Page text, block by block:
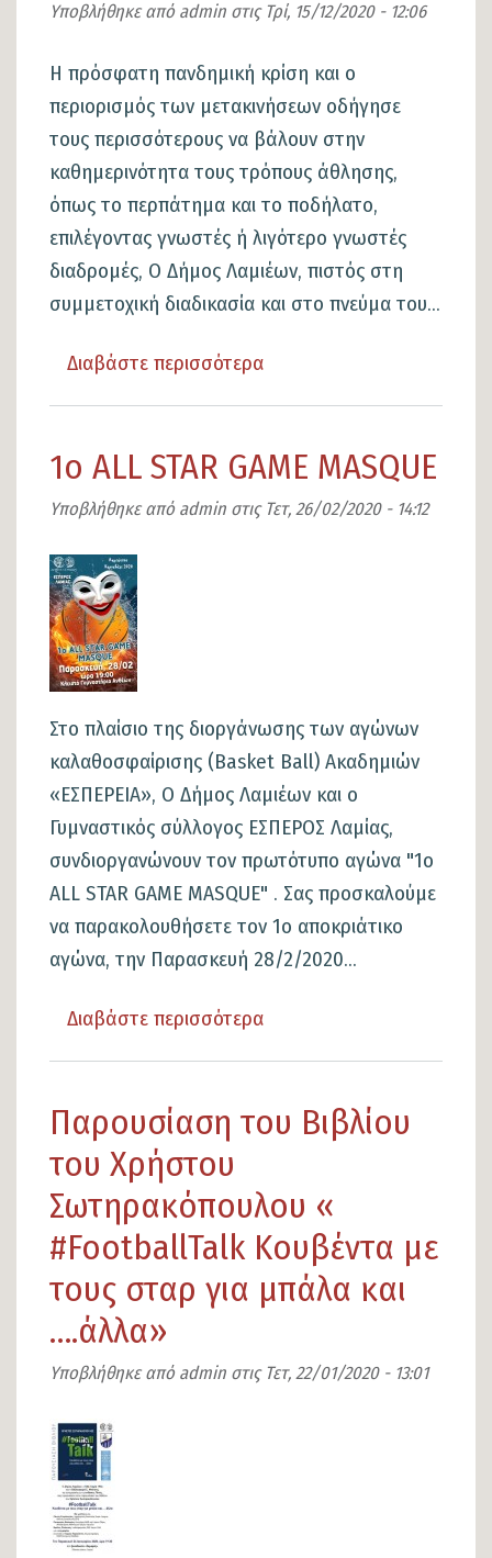
Ατυχήματα"
Υποβλήθηκε από admin στις Τρί, 15/12/2020 - 12:06
Η πρόσφατη πανδημική κρίση και ο
περιορισμός των μετακινήσεων οδήγησε
τους περισσότερους να βάλουν στην
καθημερινότητα τους τρόπους άθλησης,
όπως το περπάτημα και το ποδήλατο,
επιλέγοντας γνωστές ή λιγότερο γνωστές
διαδρομές, Ο Δήμος Λαμιέων, πιστός στη
συμμετοχική διαδικασία και στο πνεύμα του...
Διαβάστε περισσότερα
τις
αγαπημένες
επιθυμίες
τους,
πραγματικότητα!
1ο ALL STAR GAME MASQUE
Υποβλήθηκε από admin στις Τετ, 26/02/2020 - 14:12
Εικόνα
Στο πλαίσιο της διοργάνωσης των αγώνων
καλαθοσφαίρισης (Βasket Βall) Ακαδημιών
«ΕΣΠΕΡΕΙΑ», Ο Δήμος Λαμιέων και ο
Γυμναστικός σύλλογος ΕΣΠΕΡΟΣ Λαμίας,
συνδιοργανώνουν τον πρωτότυπο αγώνα "1ο
ALL STAR GAME MASQUE" . Σας προσκαλούμε
να παρακολουθήσετε τον 1ο αποκριάτικο
αγώνα, την Παρασκευή 28/2/2020...
Διαβάστε περισσότερα
ALL
MASQUE
Παρουσίαση του Βιβλίου
του Χρήστου
Σωτηρακόπουλου «
#FootballTalk Κουβέντα με
τους σταρ για μπάλα και
….άλλα»
Υποβλήθηκε από admin στις Τετ, 22/01/2020 - 13:01
Εικόνα